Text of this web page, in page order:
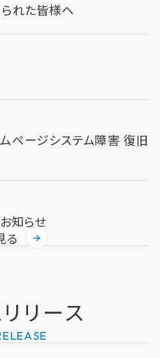
る
れた皆様へ
ページシステム障害 復旧
知らせ
リリース